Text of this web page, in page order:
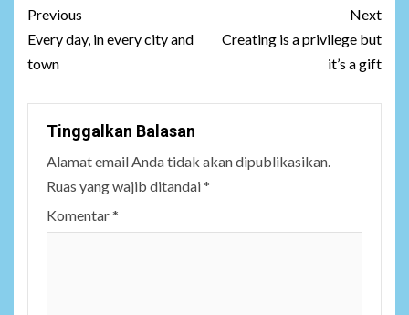
Post
navigation
Previous
Every day, in every city and
town
Next
Creating is a privilege but
it’s a gift
Tinggalkan Balasan
Alamat email Anda tidak akan dipublikasikan.
Ruas yang wajib ditandai*
Komentar*